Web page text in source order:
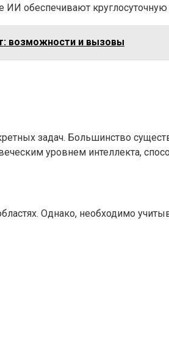
ИИ обеспечивают
возможности и вызовы
задач. Большинство
уровнем интеллекта,
Однако, необходимо